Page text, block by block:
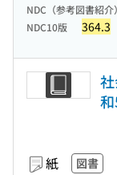
NDC（参考図書紹介）
NDC10版 364.3
紙 図書